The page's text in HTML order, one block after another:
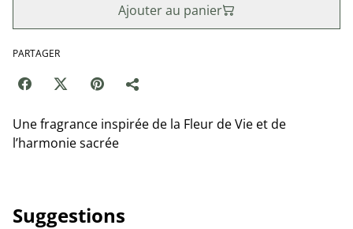
Ajouter au panier
PARTAGER
Une fragrance inspirée de la Fleur de Vie et de
l’harmonie sacrée
Suggestions